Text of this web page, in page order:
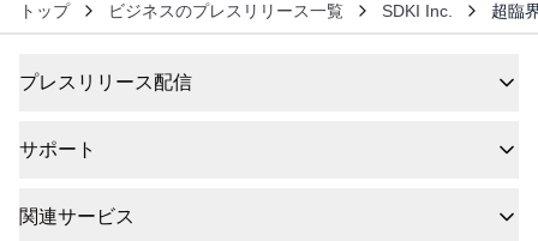
トップ ビジネスのプレスリリース一覧 SDKI Inc. 超臨
プレスリリース配信
サポート
関連サービス